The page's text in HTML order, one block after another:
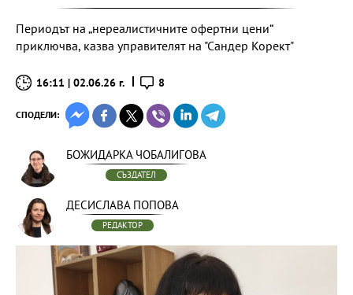
Периодът на „нереалистичните офертни цени“
приключва, казва управителят на "Сандер Корект"
16:11 | 02.06.26 г. 8
СПОДЕЛИ:
БОЖИДАРКА ЧОБАЛИГОВА
СЪЗДАТЕЛ
ДЕСИСЛАВА ПОПОВА
РЕДАКТОР